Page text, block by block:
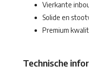
Vierkante
Solide en
Premium
Technische